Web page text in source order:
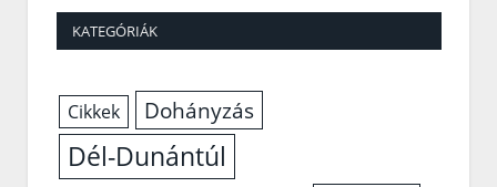
KATEGÓRIÁK
Cikkek Dohányzás
Dél-Dunántúl